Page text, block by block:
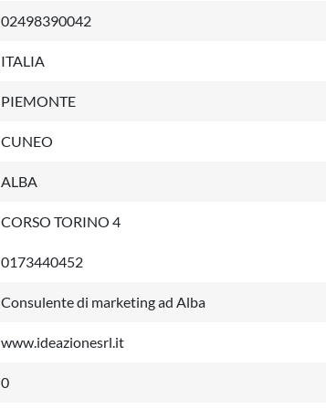
02498390042
ITALIA
PIEMONTE
CUNEO
ALBA
CORSO TORINO 4
0173440452
Consulente di marketing ad Alba
www.ideazionesrl.it
0